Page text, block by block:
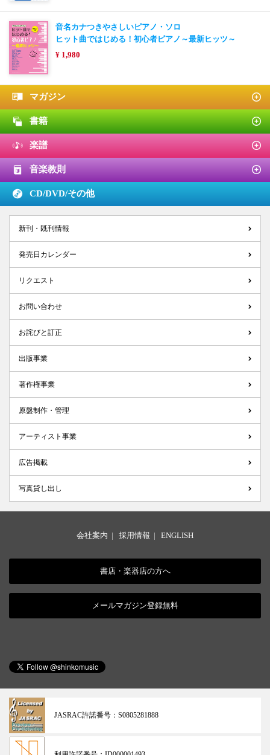
音名カナつきやさしいピアノ・ソロ
ヒット曲ではじめる！初心者ピアノ～最新ヒッツ～
¥ 1,980
マガジン
書籍
楽譜
音楽教則
CD/DVD/その他
新刊・既刊情報
発売日カレンダー
リクエスト
お問い合わせ
お詫びと訂正
出版事業
著作権事業
原盤制作・管理
アーティスト事業
広告掲載
写真貸し出し
会社案内 | 採用情報 | ENGLISH
書店・楽器店の方へ
メールマガジン登録無料
JASRAC許諾番号： S0805281888